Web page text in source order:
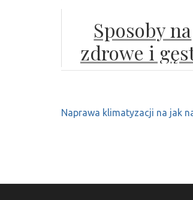
porady od
eksperta
Sposoby na
zdrowe i
włosy
Nawigacja
Naprawa klimatyzacji na jak